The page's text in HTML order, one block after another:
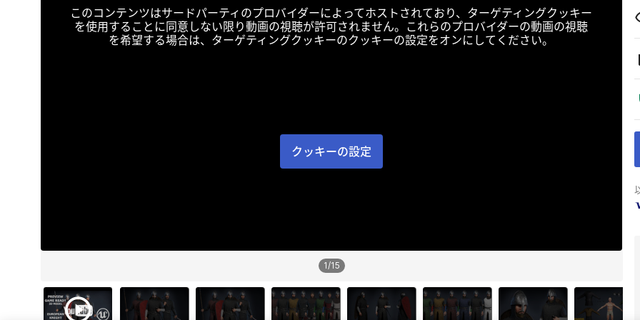
このコンテンツはサードパーティのプロバイダーによってホストされており、ターゲティングクッキー
を使用することに同意しない限り動画の視聴が許可されません。これらのプロバイダーの動画の視聴
を希望する場合は、ターゲティングクッキーのクッキーの設定をオンにしてください。
クッキーの設定
1/15